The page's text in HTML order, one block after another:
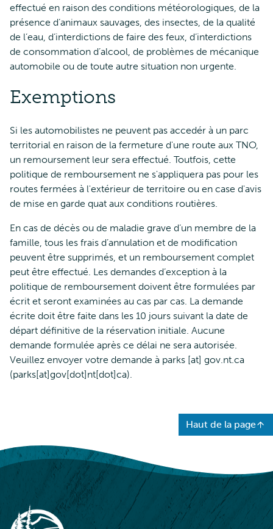
effectué en raison des conditions météorologiques, de la
présence d’animaux sauvages, des insectes, de la qualité
de l’eau, d’interdictions de faire des feux, d’interdictions
de consommation d’alcool, de problèmes de mécanique
automobile ou de toute autre situation non urgente.
Exemptions
Si les automobilistes ne peuvent pas accedér à un parc
territorial en raison de la fermeture d'une route aux TNO,
un remoursement leur sera effectué. Toutfois, cette
politique de remboursement ne s'appliquera pas pour les
routes fermées à l'extérieur de territoire ou en case d'avis
de mise en garde quat aux conditions routières.
En cas de décès ou de maladie grave d’un membre de la
famille, tous les frais d’annulation et de modification
peuvent être supprimés, et un remboursement complet
peut être effectué. Les demandes d’exception à la
politique de remboursement doivent être formulées par
écrit et seront examinées au cas par cas. La demande
écrite doit être faite dans les 10 jours suivant la date de
départ définitive de la réservation initiale. Aucune
demande formulée après ce délai ne sera autorisée.
Veuillez envoyer votre demande à parks [at] gov.nt.ca
(parks[at]gov[dot]nt[dot]ca).
Haut de la page